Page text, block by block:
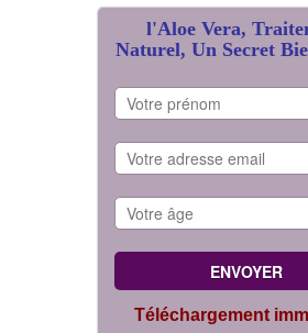
l'Aloe Vera,
Naturel, Un Secret
Téléchargement